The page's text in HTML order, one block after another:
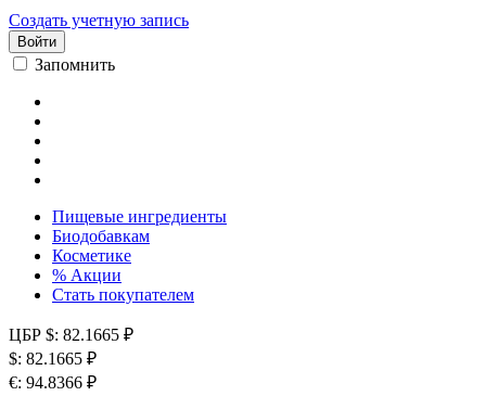
Создать учетную запись
Войти
Запомнить
Пищевые ингредиенты
Биодобавкам
Косметике
% Акции
Стать покупателем
ЦБР $: 82.1665 ₽
$: 82.1665 ₽
€: 94.8366 ₽